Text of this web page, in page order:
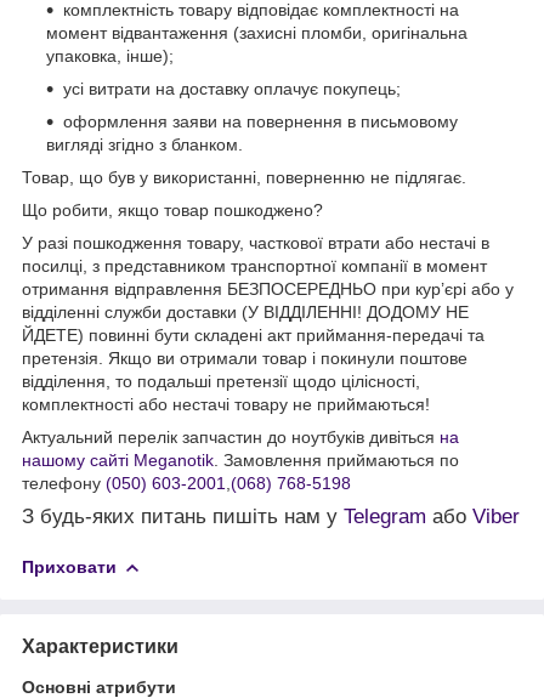
комплектність товару відповідає комплектності на
момент відвантаження (захисні пломби, оригінальна
упаковка, інше);
усі витрати на доставку оплачує покупець;
оформлення заяви на повернення в письмовому
вигляді згідно з бланком.
Товар, що був у використанні, поверненню не підлягає.
Що робити, якщо товар пошкоджено?
У разі пошкодження товару, часткової втрати або нестачі в
посилці, з представником транспортної компанії в момент
отримання відправлення БЕЗПОСЕРЕДНЬО при кур’єрі або у
відділенні служби доставки (У ВІДДІЛЕННІ! ДОДОМУ НЕ
ЙДЕТЕ) повинні бути складені акт приймання-передачі та
претензія. Якщо ви отримали товар і покинули поштове
відділення, то подальші претензії щодо цілісності,
комплектності або нестачі товару не приймаються!
Актуальний перелік запчастин до ноутбуків дивіться на
нашому сайті Meganotik . Замовлення приймаються по
телефону (050) 603-2001 (068) 768-5198
З будь-яких питань пишіть нам у Telegram або Viber
Приховати
Характеристики
Основні атрибути